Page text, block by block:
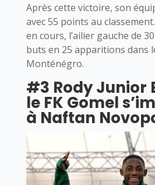
Après cette victoire, son
avec 55 points au
en cours, l’ailier gauche de
buts en 25 apparitions dans
Monténégro.
#3 Rody Junior
le FK Gomel
à Naftan